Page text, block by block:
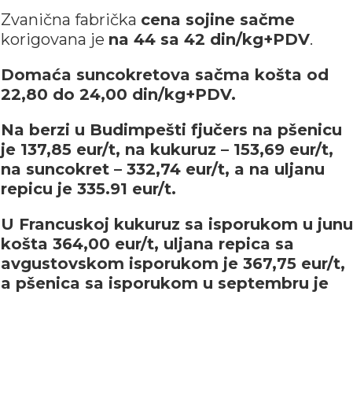
Zvanična fabrička cena sojine sačme
korigovana je na 44 sa 42 din/kg+PDV.
Domaća suncokretova sačma košta od
22,80 do 24,00 din/kg+PDV.
Na berzi u Budimpešti fjučers na pšenicu
je 137,85 eur/t, na kukuruz – 153,69 eur/t,
na suncokret – 332,74 eur/t, a na uljanu
repicu je 335.91 eur/t.
U Francuskoj kukuruz sa isporukom u junu
košta 364,00 eur/t, uljana repica sa
avgustovskom isporukom je 367,75 eur/t,
a pšenica sa isporukom u septembru je